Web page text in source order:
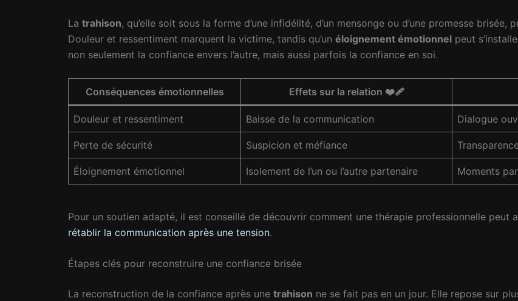
La trahison, qu’elle soit sous la forme d’une infidélité, d’un mensonge ou d’une promesse
Douleur et ressentiment marquent la victime, tandis qu’un éloignement émotionnel peut
non seulement la confiance envers l’autre, mais aussi parfois la confiance en soi.
Conséquences émotionnelles Effets sur la relation ❤️‍🩹
Douleur et ressentiment Baisse de la communication Dialogue
Perte de sécurité Suspicion et méfiance
Éloignement émotionnel Isolement de l’un ou l’autre partenaire Moments
Pour un soutien adapté, il est conseillé de découvrir comment une thérapie professionnelle peut
rétablir la communication après une tension.
Étapes clés pour reconstruire une confiance brisée
La reconstruction de la confiance après une trahison ne se fait pas en un jour. Elle repose sur